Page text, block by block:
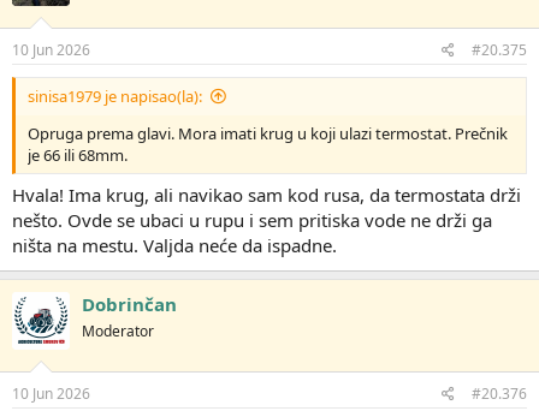
10 Jun 2026 #20.375
sinisa1979 je napisao(la):
Opruga prema glavi. Mora imati krug u koji ulazi termostat. Prečnik
je 66 ili 68mm.
Hvala! Ima krug, ali navikao sam kod rusa, da termostata drži
nešto. Ovde se ubaci u rupu i sem pritiska vode ne drži ga
ništa na mestu. Valjda neće da ispadne.
Dobrinčan
Moderator
10 Jun 2026 #20.376